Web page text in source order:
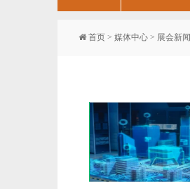
首页 > 媒体中心 > 展会新闻